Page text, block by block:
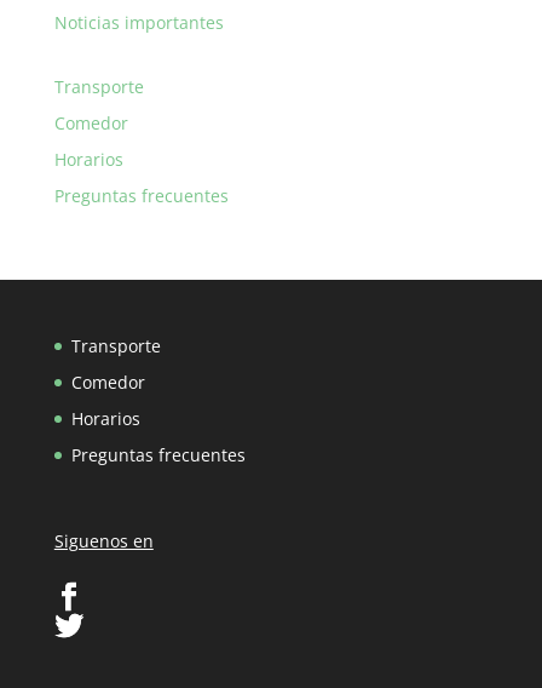
Noticias importantes
Transporte
Comedor
Horarios
Preguntas frecuentes
Transporte
Comedor
Horarios
Preguntas frecuentes
Siguenos en